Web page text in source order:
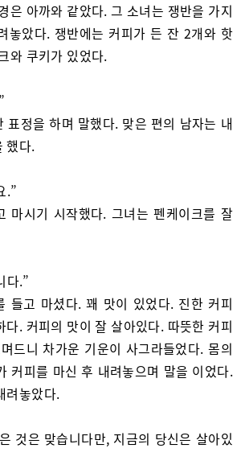
은 아까와 같았다. 그 소녀는 쟁반을 가지
놓았다. 쟁반에는 커피가 든 잔 2개와 핫
와 쿠키가 있었다.
표정을 하며 말했다. 맞은 편의 남자는 내
했다.
.”
마시기 시작했다. 그녀는 펜케이크를 잘
다.”
들고 마셨다. 꽤 맛이 있었다. 진한 커피
다. 커피의 맛이 잘 살아있다. 따뜻한 커피
드니 차가운 기운이 사그라들었다. 몸의
커피를 마신 후 내려놓으며 말을 이었다.
려놓았다.
것은 맞습니다만, 지금의 당신은 살아있